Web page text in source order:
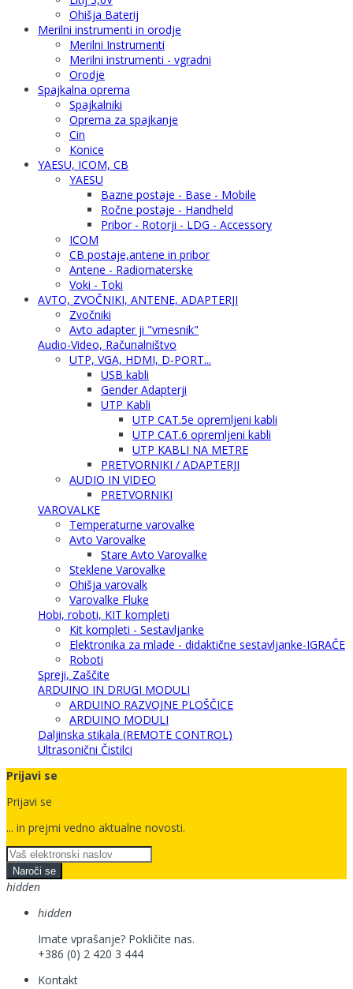
Ohišja Baterij
Merilni instrumenti in orodje
Merilni Instrumenti
Merilni instrumenti - vgradni
Orodje
Spajkalna oprema
Spajkalniki
Oprema za spajkanje
Cin
Konice
YAESU, ICOM, CB
YAESU
Bazne postaje - Base - Mobile
Ročne postaje - Handheld
Pribor - Rotorji - LDG - Accessory
ICOM
CB postaje,antene in pribor
Antene - Radiomaterske
Voki - Toki
AVTO, ZVOČNIKI, ANTENE, ADAPTERJI
Zvočniki
Avto adapter ji "vmesnik"
Audio-Video, Računalništvo
UTP, VGA, HDMI, D-PORT...
USB kabli
Gender Adapterji
UTP Kabli
UTP CAT.5e opremljeni kabli
UTP CAT.6 opremljeni kabli
UTP KABLI NA METRE
PRETVORNIKI / ADAPTERJI
AUDIO IN VIDEO
PRETVORNIKI
VAROVALKE
Temperaturne varovalke
Avto Varovalke
Stare Avto Varovalke
Steklene Varovalke
Ohišja varovalk
Varovalke Fluke
Hobi, roboti, KIT kompleti
Kit kompleti - Sestavljanke
Elektronika za mlade - didaktične sestavljanke-IGRAČE
Roboti
Spreji, Zaščite
ARDUINO IN DRUGI MODULI
ARDUINO RAZVOJNE PLOŠČICE
ARDUINO MODULI
Daljinska stikala (REMOTE CONTROL)
Ultrasonični Čistilci
Prijavi se
Prijavi se
... in prejmi vedno aktualne novosti.
Naroči se
hidden
hidden
Imate vprašanje? Pokličite nas.
+386 (0) 2 420 3 444
Kontakt